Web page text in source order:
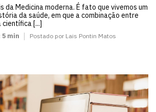
da Medicina moderna. É fato que vivemos um
da saúde, em que a combinação entre
[...]
5 min Postado por Lais Pontin Matos